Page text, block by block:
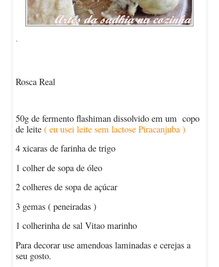
.
Rosca Real
50g de fermento flashiman dissolvido em um copo
de leite ( eu usei leite sem lactose Piracanjuba )
4 xicaras de farinha de trigo
1 colher de sopa de óleo
2 colheres de sopa de açúcar
3 gemas ( peneiradas )
1 colherinha de sal Vitao marinho
Para decorar use amendoas laminadas e cerejas a
seu gosto.